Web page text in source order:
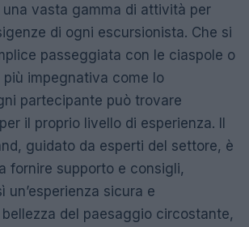
una vasta gamma di attività per
di ogni escursionista. Che si
passeggiata con le ciaspole o
più impegnativa come lo
partecipante può trovare
il proprio livello di esperienza. Il
guidato da esperti del settore, è
fornire supporto e consigli,
un’esperienza sicura e
bellezza del paesaggio circostante,